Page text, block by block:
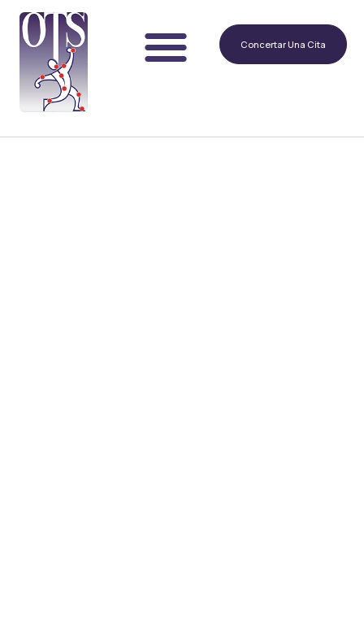
Concertar Una Cita